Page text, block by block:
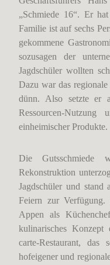
„Schmiede 16“. Er
Familie ist auf sechs
gekommene
sozusagen der
Jagdschüler wollten
Dazu war das
dünn. Also setzte er
Ressourcen-Nutzung
einheimischer Produkte.
Die Gutsschmiede
Rekonstruktion
Jagdschüler und
Feiern zur
Appen als
kulinarisches
carte-Restaurant,
hofeigener und